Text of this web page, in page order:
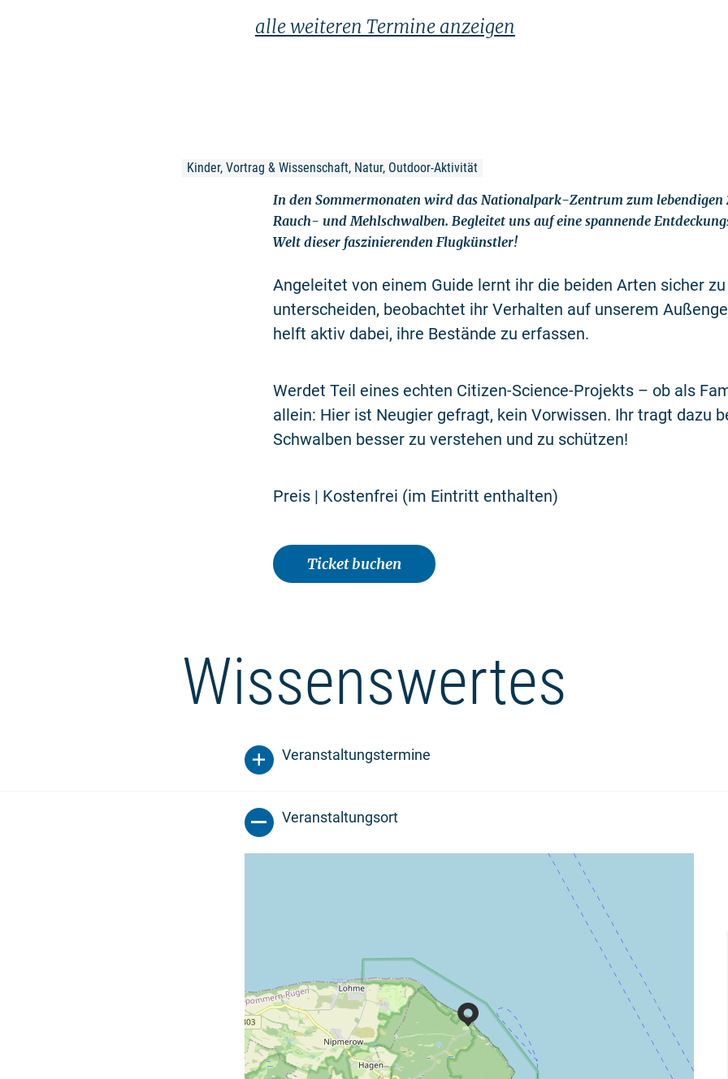
alle weiteren Termine anzeigen
Kinder, Vortrag & Wissenschaft, Natur, Outdoor-Aktivität
In den Sommermonaten wird das Nationalpark-Zentrum zum lebendigen
Rauch- und Mehlschwalben. Begleitet uns auf eine spannende
Welt dieser faszinierenden Flugkünstler!
Angeleitet von einem Guide lernt ihr die beiden Arten sicher zu
unterscheiden, beobachtet ihr Verhalten auf unserem
helft aktiv dabei, ihre Bestände zu erfassen.
Werdet Teil eines echten Citizen-Science-Projekts – ob als
allein: Hier ist Neugier gefragt, kein Vorwissen. Ihr tragt dazu
Schwalben besser zu verstehen und zu schützen!
Preis | Kostenfrei (im Eintritt enthalten)
Ticket buchen
Wissenswertes
Veranstaltungstermine
Veranstaltungsort